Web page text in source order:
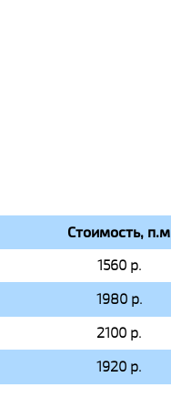
Стоимость, п.м
1560 р.
1980 р.
2100 р.
1920 р.